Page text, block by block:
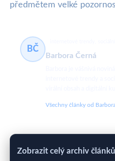
předmětem velké
BČ
Barbora Černá
Všechny články od
Zobrazit celý archiv